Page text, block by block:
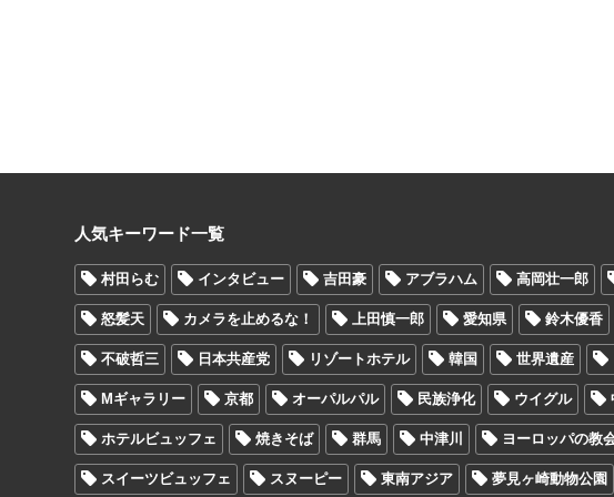
人気キーワード一覧
村田らむ インタビュー 吉田豪 アブラハム 高岡壮一郎
怒髪天 カメラを止めるな！ 上田慎一郎 愛知県 鈴木優香
不破哲三 日本共産党 リゾートホテル 韓国 世界遺産
Mギャラリー 京都 オーパルパル 民族浄化 ウイグル
ホテルビュッフェ 焼きそば 群馬 中津川 ヨーロッパの教
スイーツビュッフェ スヌーピー 東南アジア 夢見ヶ崎動物公園